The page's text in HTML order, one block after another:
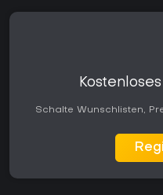
Schalte Wunschlisten,